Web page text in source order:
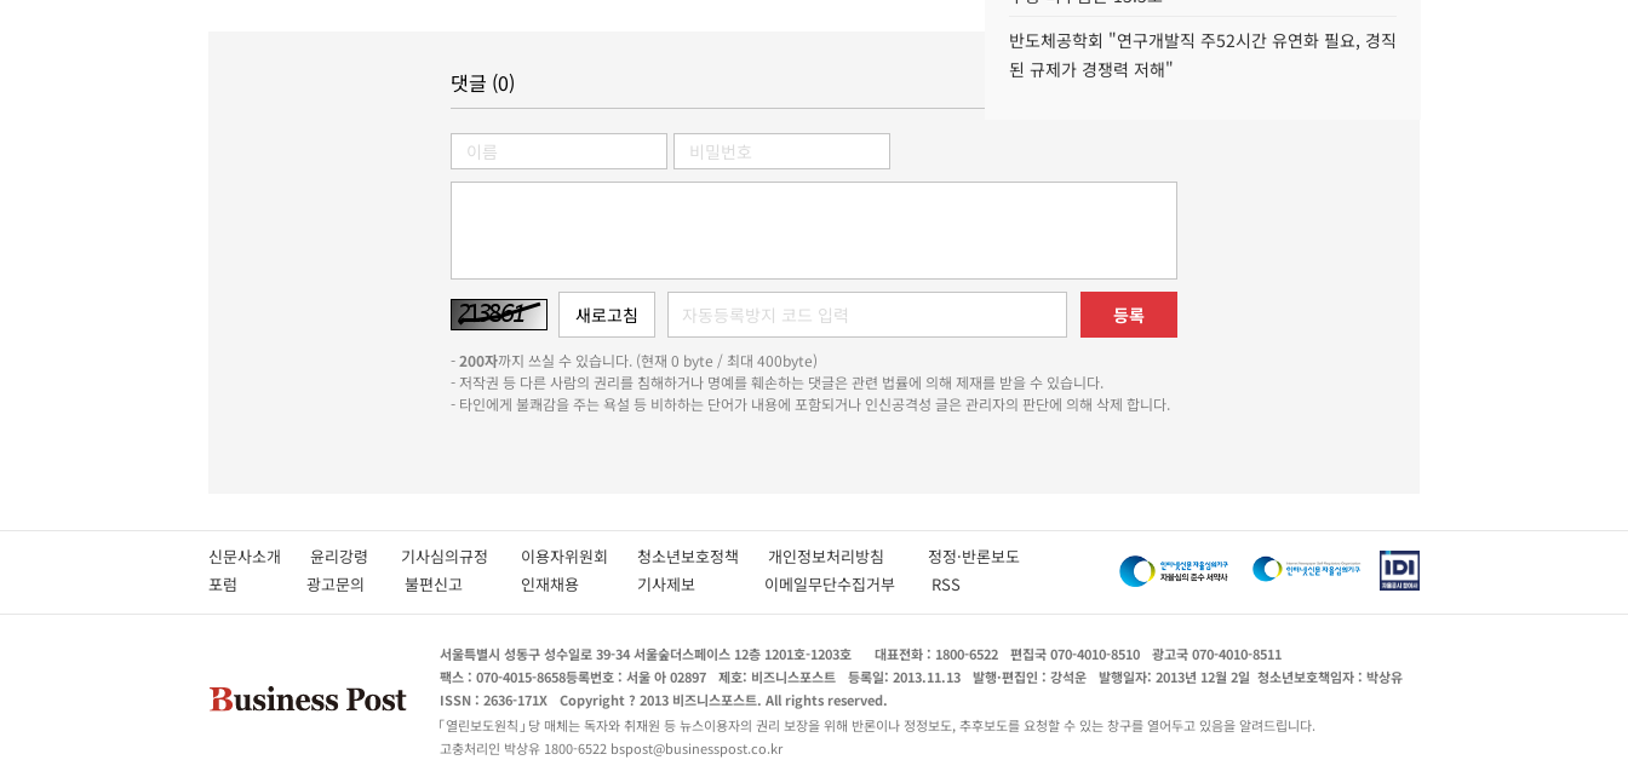
반도체공학회 "연구개발직 주52시간 유연화 필요, 경직
된 규제가 경쟁력 저해"
댓글 (0)
등록
-200자까지 쓰실 수 있습니다. (현재 0 byte / 최대 400byte)
- 저작권 등 다른 사람의 권리를 침해하거나 명예를 훼손하는 댓글은 관련 법률에 의해 제재를 받을 수 있습니다.
- 타인에게 불쾌감을 주는 욕설 등 비하하는 단어가 내용에 포함되거나 인신공격성 글은 관리자의 판단에 의해 삭제 합니다.
신문사소개 윤리강령 기사심의규정 이용자위원회 청소년보호정책 개인정보처리방침 정정·반론보도
포럼
광고문의 불편신고 인재채용 기사제보 이메일무단수집거부 RSS
서울특별시 성동구 성수일로 39-34 서울숲더스페이스 12층 1201호-1203호 대표전화 : 1800-6522 편집국 070-4010-8510
광고국 070-4010-8511
팩스 : 070-4015-8658등록번호 : 서울 아 02897 제호: 비즈니스포스트 등록일: 2013.11.13 발행·편집인 : 강석운 발행일자: 2013년 12월 2일 청소년보호책임자 : 박상유
ISSN : 2636-171X
Copyright ? 2013 비즈니스포스트. All rights reserved.
열린보도원칙
당 매체는 독자와 취재원 등 뉴스이용자의 권리 보장을 위해 반론이나 정정보도, 추후보도를 요청할 수 있는 창구를 열어두고 있음을 알려드립니다.
고충처리인 박상유 1800-6522 bspost@businesspost.co.kr